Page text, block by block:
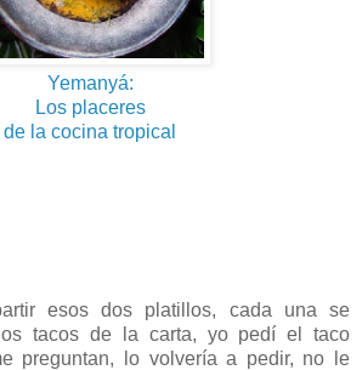
Yemanyá:
Los placeres
de la cocina tropical
esos dos platillos, cada una se
tacos de la carta, yo pedí el taco
preguntan, lo volvería a pedir, no le